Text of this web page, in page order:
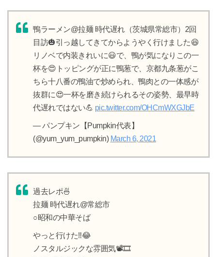
鴨ラーメン@拉麺 時代遅れ（茨城県常総市）2回
目訪🎃引っ越してきてからようやく行けました😆
リノベで内装きれいに😃で、鴨が気になりこの一
杯を😍トッピングが正に鴨葱で、京都九条葱がこ
ちら十八番の鴨油で炒められ、鴨肉との一体感が
抜群に😍一杯を磨き続けられるその姿勢、最早時
代遅れではない💪 pic.twitter.com/OHCmWXGJbE
— パンプキン【Pumpkin代表】
(@yum_yum_pumpkin) March 6, 2021
過去レポ🍜
拉麺 時代遅れ@常総市
○昭和の中華そば
やっと行けた‼️😂
ノスタルジックな雰囲気📽️🎞️